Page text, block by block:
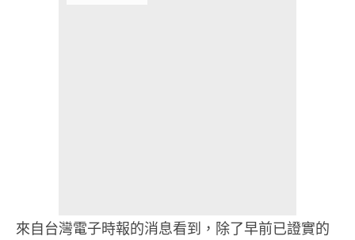
來自台灣電子時報的消息看到，除了早前已證實的